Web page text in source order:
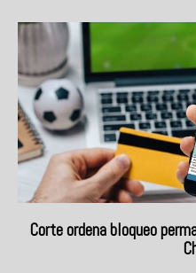
Corte ordena bloqueo